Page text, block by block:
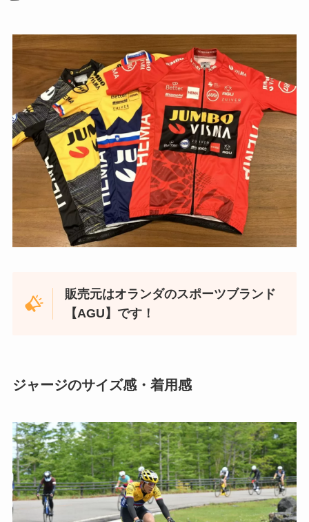
販売元はオランダのスポーツブランド
【AGU】です！
ジャージのサイズ感・着用感